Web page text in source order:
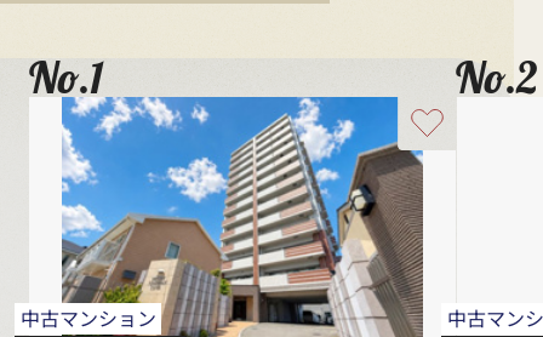
No.1
中古マンション
No.2
中古マン